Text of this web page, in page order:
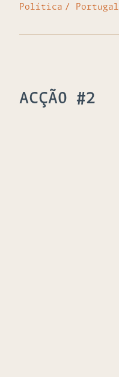
Política Portugal
ACÇÃO #2